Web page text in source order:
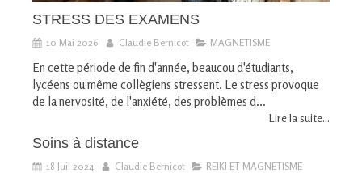
STRESS DES EXAMENS
10 Mai 2026 Claudie Bernicot MAGNETISME
En cette période de fin d'année, beaucou d'étudiants,
lycéens ou même collègiens stressent. Le stress provoque
de la nervosité, de l'anxiété, des problèmes d...
Lire la suite...
Soins à distance
18 Juil 2024 Claudie Bernicot REIKI ET MAGNETISME